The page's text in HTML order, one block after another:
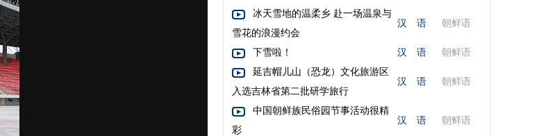
冰天雪地的温柔乡 赴一场温泉与
雪花的浪漫约会
汉 语 朝鲜语
下雪啦！ 汉 语
朝鲜语
延吉帽儿山（恐龙）文化旅游区
入选吉林省第二批研学旅行
汉 语 朝鲜语
中国朝鲜族民俗园节事活动很精
彩
汉 语 朝鲜语